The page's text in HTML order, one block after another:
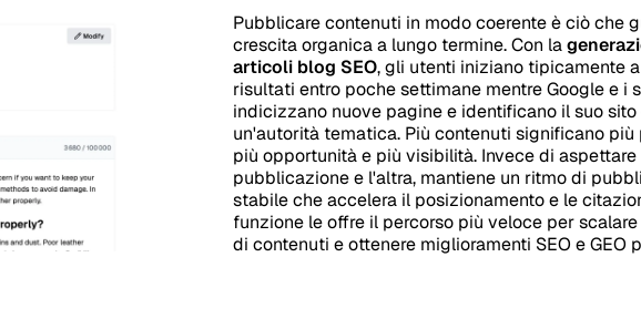
Pubblicare contenuti in modo coerente è ciò che
crescita organica a lungo termine. Con la
articoli blog SEO, gli utenti iniziano tipicamente
risultati entro poche settimane mentre Google e i
indicizzano nuove pagine e identificano il suo
un'autorità tematica. Più contenuti significano più
più opportunità e più visibilità. Invece di aspettare
pubblicazione e l'altra, mantiene un ritmo di
stabile che accelera il posizionamento e le
funzione le offre il percorso più veloce per
di contenuti e ottenere miglioramenti SEO e GEO